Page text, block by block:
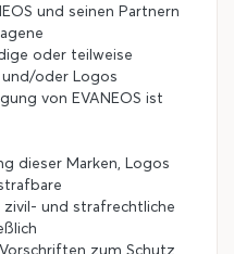
und seinen Partnern
oder teilweise
oder Logos
von EVANEOS ist
dieser Marken, Logos
zivil- und strafrechtliche
zum Schutz